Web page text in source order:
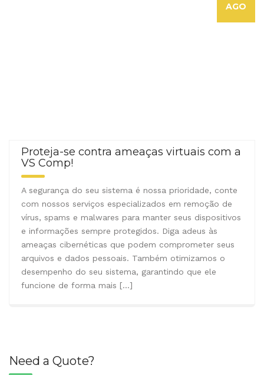
AGO
Proteja-se contra ameaças virtuais com a
VS Comp!
A segurança do seu sistema é nossa prioridade, conte
com nossos serviços especializados em remoção de
vírus, spams e malwares para manter seus dispositivos
e informações sempre protegidos. Diga adeus às
ameaças cibernéticas que podem comprometer seus
arquivos e dados pessoais. Também otimizamos o
desempenho do seu sistema, garantindo que ele
funcione de forma mais […]
Need a Quote?